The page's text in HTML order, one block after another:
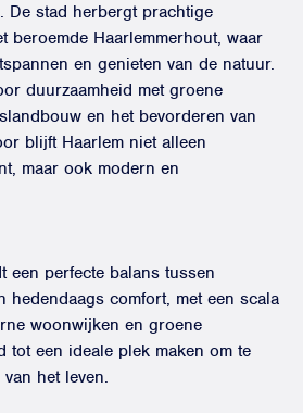
De stad herbergt prachtige
beroemde Haarlemmerhout, waar
en genieten van de natuur.
duurzaamheid met groene
en het bevorderen van
blijft Haarlem niet alleen
maar ook modern en
een perfecte balans tussen
hedendaags comfort, met een scala
woonwijken en groene
tot een ideale plek maken om te
het leven.